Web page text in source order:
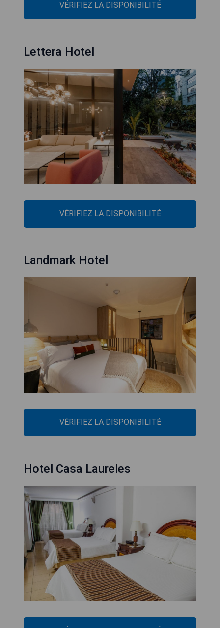
VÉRIFIEZ LA DISPONIBILITÉ
Lettera Hotel
VÉRIFIEZ LA DISPONIBILITÉ
Landmark Hotel
VÉRIFIEZ LA DISPONIBILITÉ
Hotel Casa Laureles